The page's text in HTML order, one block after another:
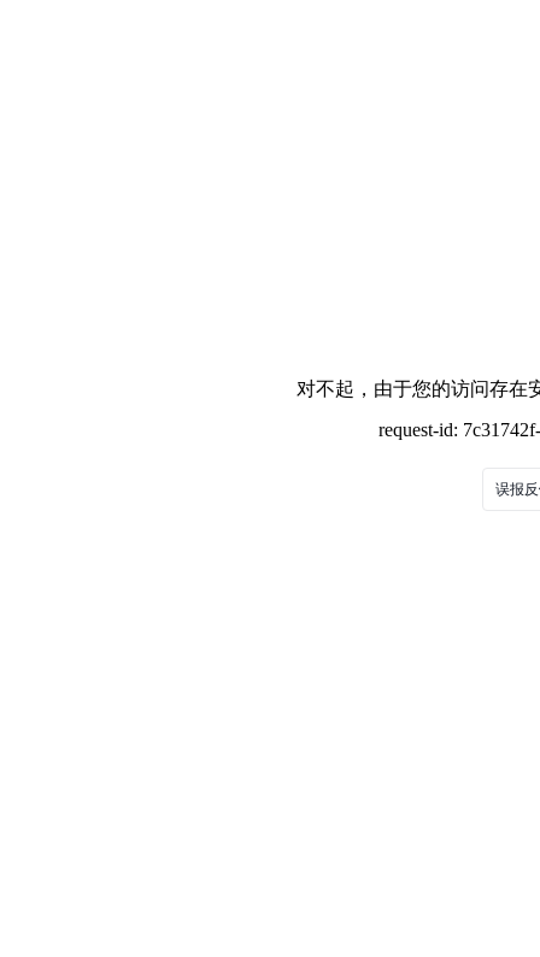
对不起，由于您的访问存在
request-id:
误报